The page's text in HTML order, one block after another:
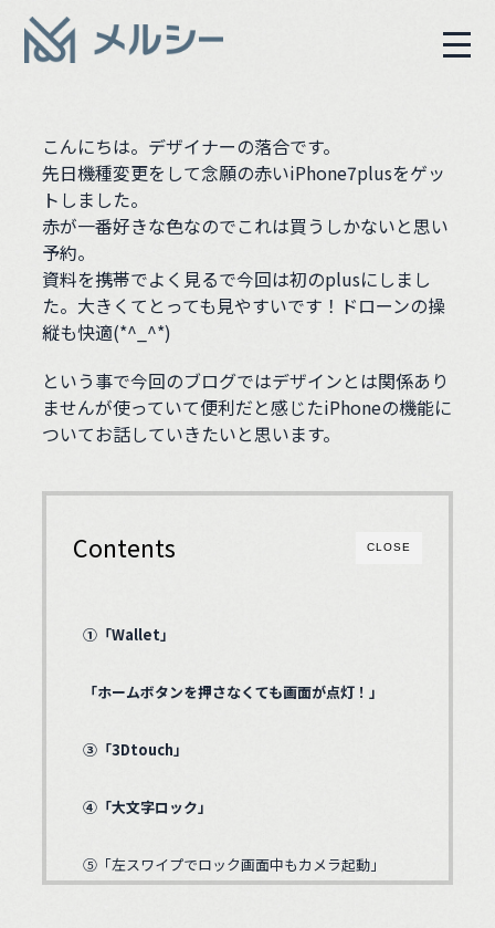
こんにちは。デザイナーの落合です。
先日機種変更をして念願の赤いiPhone7plusをゲッ
トしました。
赤が一番好きな色なのでこれは買うしかないと思い
予約。
資料を携帯でよく見るで今回は初のplusにしまし
た。大きくてとっても見やすいです！ドローンの操
縦も快適(*^_^*)
という事で今回のブログではデザインとは関係あり
ませんが使っていて便利だと感じたiPhoneの機能に
ついてお話していきたいと思います。
CLOSE
Contents
①「Wallet」
「ホームボタンを押さなくても画面が点灯！」
③「3Dtouch」
④「大文字ロック」
⑤「左スワイプでロック画面中もカメラ起動」